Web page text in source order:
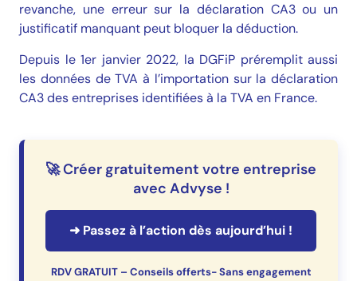
revanche, une erreur sur la déclaration CA3 ou un
justificatif manquant peut bloquer la déduction.
Depuis le 1er janvier 2022, la DGFiP préremplit aussi
les données de TVA à l’importation sur la déclaration
CA3 des entreprises identifiées à la TVA en France.
🚀 Créer gratuitement votre entreprise
avec Advyse !
➜ Passez à l’action dès aujourd’hui !
RDV GRATUIT – Conseils offerts- Sans engagement